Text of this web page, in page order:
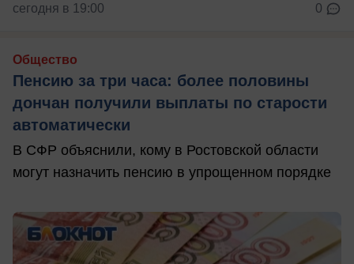
сегодня в 19:00 0
Общество
Пенсию за три часа: более половины
дончан получили выплаты по старости
автоматически
В СФР объяснили, кому в Ростовской области
могут назначить пенсию в упрощенном порядке